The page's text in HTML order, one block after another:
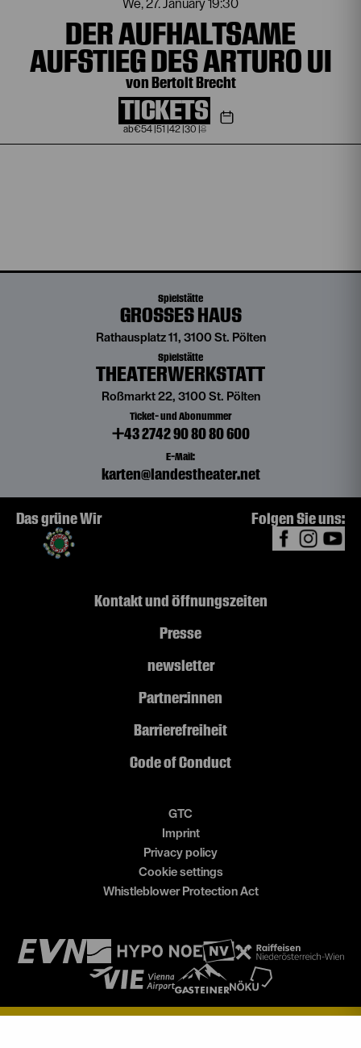
We, 27. January19:30
DER AUFHALTSAME
AUFSTIEG DES ARTURO UI
von Bertolt Brecht
TICKETS
€54 51 42 30 |8
Spielstätte
GROSSES HAUS
Rathausplatz 11, 3100 St. Pölten
Spielstätte
THEATERWERKSTATT
Roßmarkt 22, 3100 St. Pölten
Ticket- und Abonummer
+43 2742 90 80 80 600
E-Mail:
karten@landestheater.net
Das grüne Wir Folgen Sie uns:
Kontakt und Öffnungszeiten
Presse
newsletter
Partner:innen
Barrierefreiheit
Code of Conduct
GTC
Imprint
Privacy policy
Cookie settings
Whistleblower Protection Act